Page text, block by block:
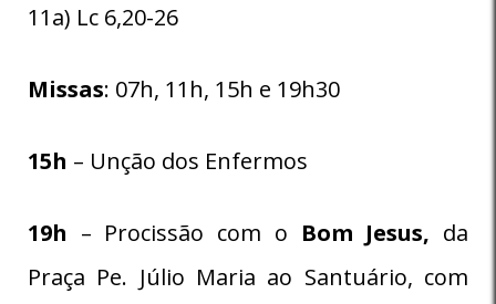
11a) Lc 6,20-26
Missas: 07h, 11h, 15h e 19h30
15h – Unção dos Enfermos
19h – Procissão com o Bom Jesus, da
Praça Pe. Júlio Maria ao Santuário, com